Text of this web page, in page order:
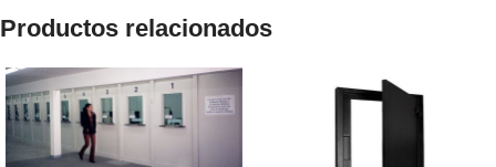
Productos relacionados